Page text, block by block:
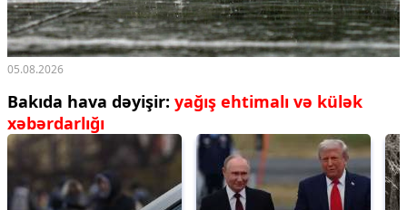
05.08.2026
Bakıda hava dəyişir: yağış ehtimalı və külək
xəbərdarlığı